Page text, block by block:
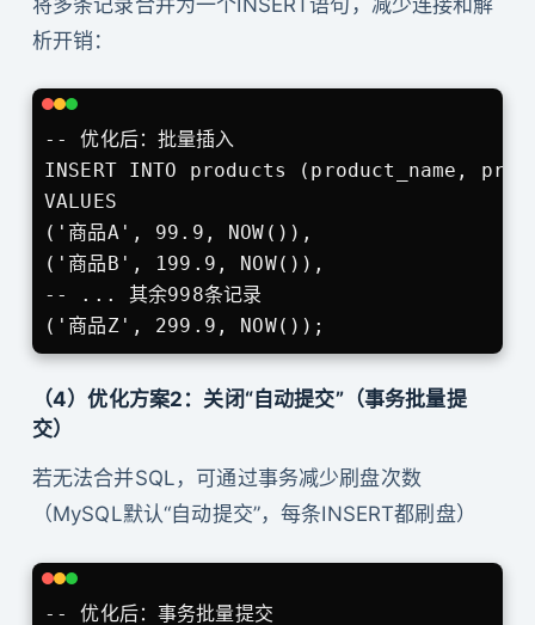
析开销：
-- 优化后：批量插入
INSERT INTO products (product_name,
VALUES
('商品A', 99.9, NOW()),
('商品B', 199.9, NOW()),
-- ... 其余998条记录
('商品Z', 299.9, NOW());
（4）优化方案2：关闭“自动提交”（事务批量提
交）
若无法合并SQL，可通过事务减少刷盘次数
（MySQL默认“自动提交”，每条INSERT都刷盘）
-- 优化后：事务批量提交